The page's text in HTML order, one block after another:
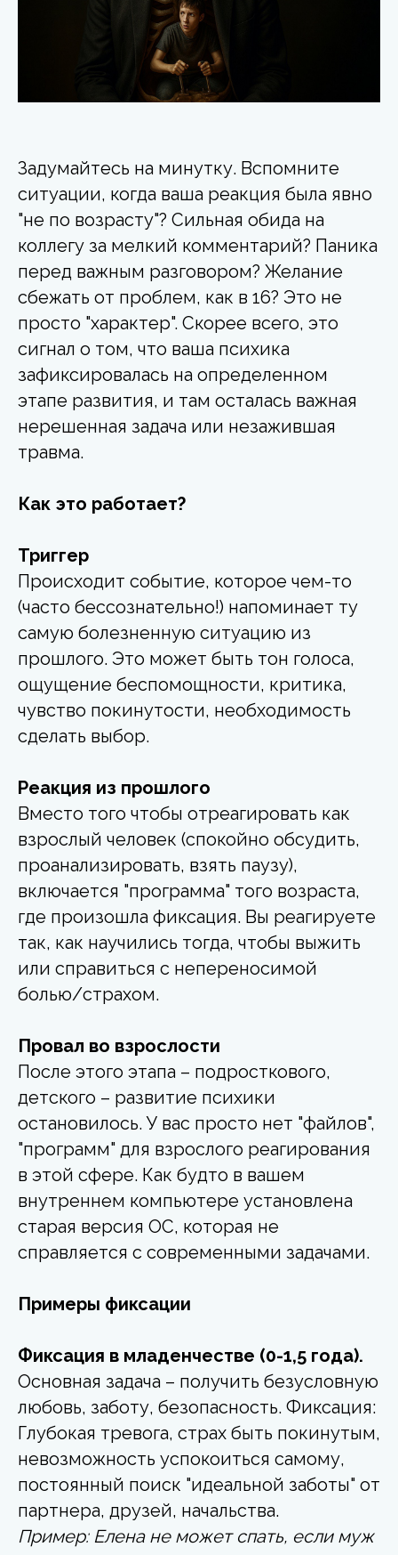
Задумайтесь на минутку. Вспомните
ситуации, когда ваша реакция была явно
"не по возрасту"? Сильная обида на
коллегу за мелкий комментарий? Паника
перед важным разговором? Желание
сбежать от проблем, как в 16? Это не
просто "характер". Скорее всего, это
сигнал о том, что ваша психика
зафиксировалась на определенном
этапе развития, и там осталась важная
нерешенная задача или незажившая
травма.
Как это работает?
Триггер
Происходит событие, которое чем-то
(часто бессознательно!) напоминает ту
самую болезненную ситуацию из
прошлого. Это может быть тон голоса,
ощущение беспомощности, критика,
чувство покинутости, необходимость
сделать выбор.
Реакция из прошлого
Вместо того чтобы отреагировать как
взрослый человек (спокойно обсудить,
проанализировать, взять паузу),
включается "программа" того возраста,
где произошла фиксация. Вы реагируете
так, как научились тогда, чтобы выжить
или справиться с непереносимой
болью/страхом.
Провал во взрослости
После этого этапа – подросткового,
детского – развитие психики
остановилось. У вас просто нет "файлов",
"программ" для взрослого реагирования
в этой сфере. Как будто в вашем
внутреннем компьютере установлена
старая версия ОС, которая не
справляется с современными задачами.
Примеры фиксации
Фиксация в младенчестве (0-1,5 года).
Основная задача – получить безусловную
любовь, заботу, безопасность. Фиксация:
Глубокая тревога, страх быть покинутым,
невозможность успокоиться самому,
постоянный поиск "идеальной заботы" от
партнера, друзей, начальства.
Пример: Елена не может спать, если муж